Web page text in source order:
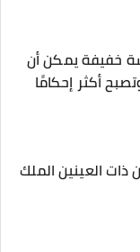
خفيفة يمكن أن
أكثر إحكامًا
ذات العينين الملك